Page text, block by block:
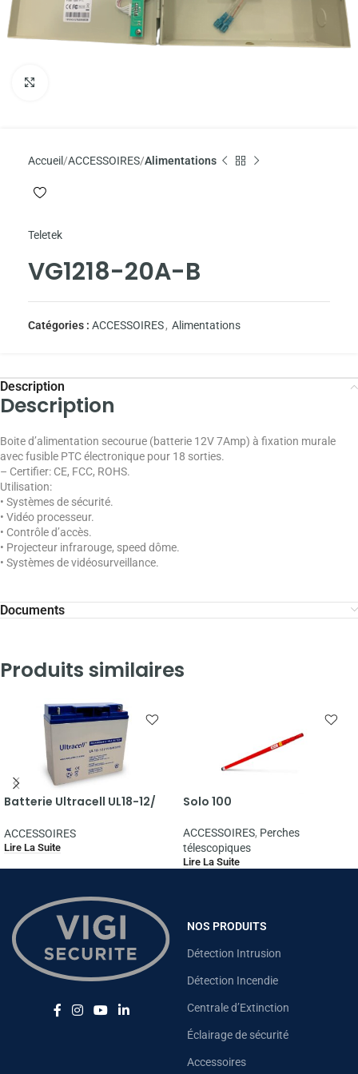
Accueil ACCESSOIRES Alimentations
Teletek
VG1218-20A-B
Catégories : ACCESSOIRES, Alimentations
Description
Description
Boite d’alimentation secourue (batterie 12V 7Amp) à fixation murale
avec fusible PTC électronique pour 18 sorties.
– Certifier: CE, FCC, ROHS.
Utilisation:
• Systèmes de sécurité.
• Vidéo processeur.
• Contrôle d’accès.
• Projecteur infrarouge, speed dôme.
• Systèmes de vidéosurveillance.
Documents
Produits similaires
Batterie Ultracell UL18-12/
ACCESSOIRES
Lire La Suite
Solo 100
ACCESSOIRES, Perches
télescopiques
Lire La Suite
NOS PRODUITS
Détection Intrusion
Détection Incendie
Centrale d’Extinction
Éclairage de sécurité
Accessoires